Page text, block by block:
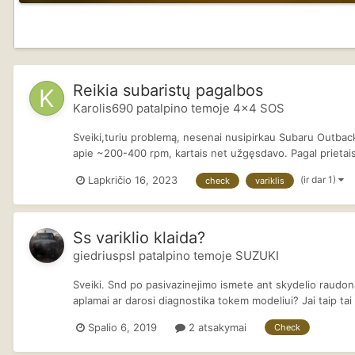
Reikia subaristų pagalbos
Karolis690 patalpino temoje 4x4 SOS
Sveiki,turiu problemą, nesenai nusipirkau Subaru
apie ~200-400 rpm, kartais net užgęsdavo. Pagal
Lapkričio 16, 2023 check variklis (ir dar 1)
Ss variklio klaida?
giedriuspsl patalpino temoje SUZUKI
Sveiki. Snd po pasivazinejimo ismete ant skydelio
aplamai ar darosi diagnostika tokem modeliui? Jai taip
Spalio 6, 2019 2 atsakymai Check